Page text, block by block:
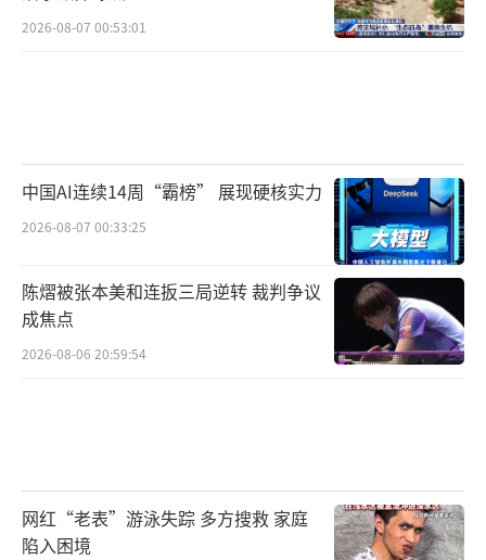
2026-08-07 00:53:01
中国AI连续14周“霸榜” 展现硬核实力
2026-08-07 00:33:25
陈熠被张本美和连扳三局逆转 裁判争议
成焦点
2026-08-06 20:59:54
网红“老表”游泳失踪 多方搜救 家庭
陷入困境